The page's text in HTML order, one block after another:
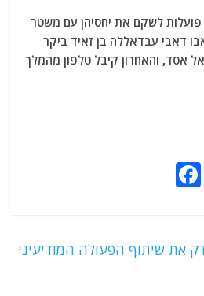
פועלות לשקם את יחסיהן עם משטר
דאבי עבדאללה בן זאיד ביקר
אסד, והאחרון קיבל טלפון מהמלך
T
e
את שיתוף הפעולה המודיעיני